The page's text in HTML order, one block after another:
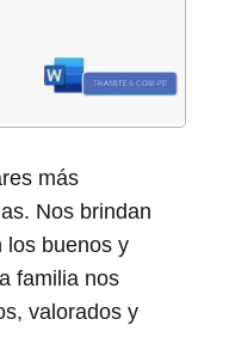
más
Nos brindan
los buenos y
familia nos
valorados y